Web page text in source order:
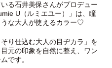
る石井美保さんがプロデュー
U（ルミエユー）」は、瞳
な大人が使えるカラー♡
り仕込む大人の目ヂカラ」を
元の印象を自然に整え、ワン
です。